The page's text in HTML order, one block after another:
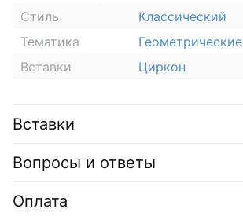
Стиль
Классический
Тематика
Геометрические
Вставки
Циркон
Вставки
Вопросы и ответы
Оплата